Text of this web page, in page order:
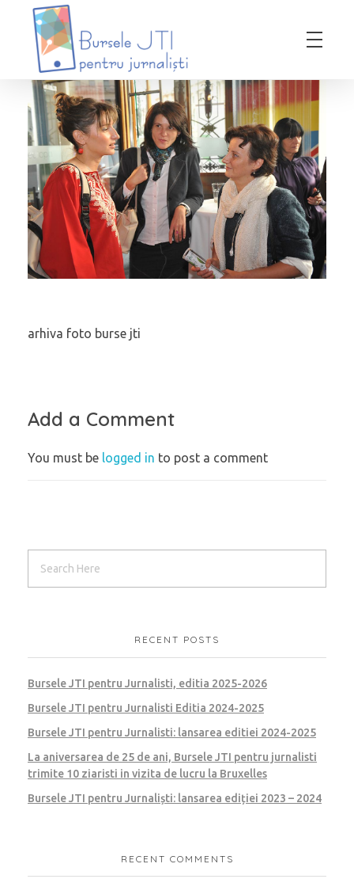
Bursele JTI pentru Jurnalisti
ediția 2018-2019
arhiva foto burse jti
Add a Comment
You must be logged in to post a comment
RECENT POSTS
Bursele JTI pentru Jurnalisti, editia 2025-2026
Bursele JTI pentru Jurnalisti Editia 2024-2025
Bursele JTI pentru Jurnalisti: lansarea editiei 2024-2025
La aniversarea de 25 de ani, Bursele JTI pentru jurnalisti
trimite 10 ziaristi in vizita de lucru la Bruxelles
Bursele JTI pentru Jurnaliști: lansarea ediției 2023 – 2024
RECENT COMMENTS